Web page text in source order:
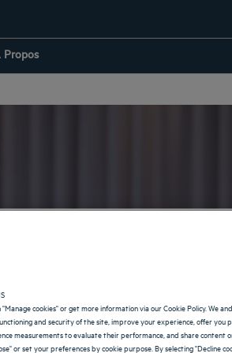
Propos
cookies" or get more information via our Cookie Policy. We
and security of the site, improve your experience, offer you
measurements to evaluate their performance, and share content
or set your preferences by cookie purpose. By selecting "Decline